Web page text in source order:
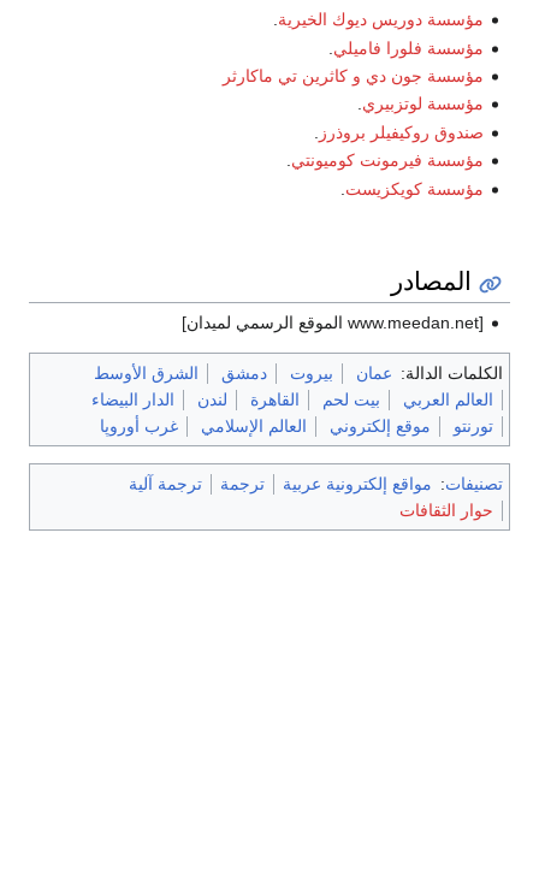
مؤسسة دوريس ديوك الخيرية.
مؤسسة فلورا فاميلي
مؤسسة جون دي و كاثرين تي ماكارثر
مؤسسة لوتزبيري.
صندوق روكيفيلر بروذرز
مؤسسة فيرمونت كوميونتي.
مؤسسة كويكزيست
المصادر
[www.meedan.net الموقع الرسمي لميدان]
الكلمات الدالة: عمان بيروت دمشق
الشرق الأوسط
العالم العربي
بيت لحم القاهرة لندن
الدار البيضاء
تورنتو
موقع إلكتروني العالم الإسلامي غرب أوروپا
تصنيفات: مواقع إلكترونية عربية ترجمة
ترجمة آلية
حوار الثقافات